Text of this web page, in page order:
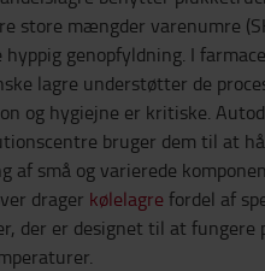
store mængder varenumre
hyppig genopfyldning. I
lagre understøtter de
og hygiejne er kritiske.
bruger dem til at
af små og varierede
drager kølelagre fordel af
der er designet til at fungere